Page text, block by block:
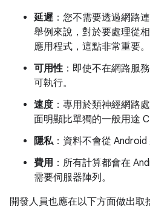
延遲 ：您不需要透過網路
舉例來說，對於要處理從
應用程式，這點非常重要。
可用性：即使不在網路服
可執行。
速度 ：專用於類神經網路
面明顯比單獨的一般用途
隱私：資料不會從 Android
費用 ：所有計算都會在
需要伺服器陣列。
開發人員也應在以下方面做出取